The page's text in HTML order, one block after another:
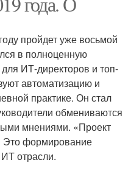
пройдет уже восьмой
в полноценную
ИТ-директоров и топ-
автоматизацию и
практике. Он стал
обмениваются
мнениями. «Проект
Это формирование
отрасли.